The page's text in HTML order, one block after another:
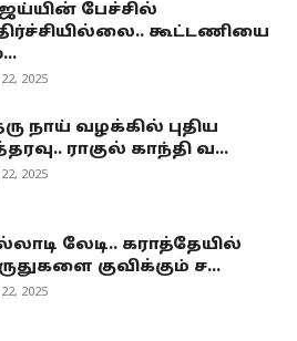
பேச்சில்
கூட்டணியை
2025
நாய் வழக்கில் புதிய
ராகுல் காந்தி வ...
2025
லேடி.. கராத்தேயில்
குவிக்கும் ச...
2025